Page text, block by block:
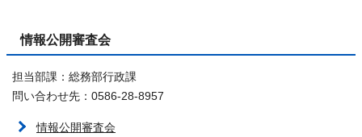
情報公開審査会
担当部課：総務部行政課
問い合わせ先：0586-28-8957
情報公開審査会